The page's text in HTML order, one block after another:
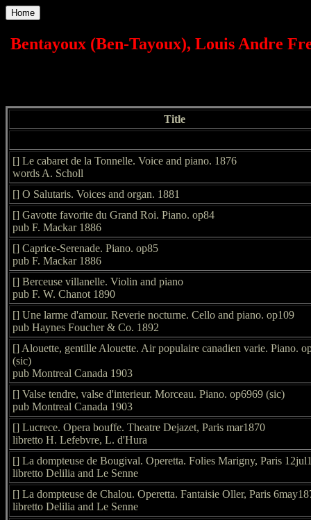
Home
Bentayoux (Ben-Tayoux), Louis Andre
Title
[] Le cabaret de la Tonnelle. Voice and piano. 1876
words A. Scholl
[] O Salutaris. Voices and organ. 1881
[] Gavotte favorite du Grand Roi. Piano. op84
pub F. Mackar 1886
[] Caprice-Serenade. Piano. op85
pub F. Mackar 1886
[] Berceuse villanelle. Violin and piano
pub F. W. Chanot 1890
[] Une larme d'amour. Reverie nocturne. Cello and piano. op109
pub Haynes Foucher & Co. 1892
[] Alouette, gentille Alouette. Air populaire canadien varie. Piano.
(sic)
pub Montreal Canada 1903
[] Valse tendre, valse d'interieur. Morceau. Piano. op6969 (sic)
pub Montreal Canada 1903
[] Lucrece. Opera bouffe. Theatre Dejazet, Paris mar1870
libretto H. Lefebvre, L. d'Hura
[] La dompteuse de Bougival. Operetta. Folies Marigny, Paris
libretto Delilia and Le Senne
[] La dompteuse de Chalou. Operetta. Fantaisie Oller, Paris
libretto Delilia and Le Senne